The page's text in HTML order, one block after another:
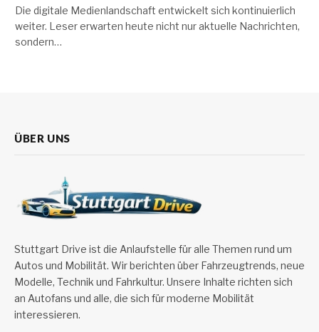
Die digitale Medienlandschaft entwickelt sich kontinuierlich
weiter. Leser erwarten heute nicht nur aktuelle Nachrichten,
sondern…
ÜBER UNS
Stuttgart Drive ist die Anlaufstelle für alle Themen rund um
Autos und Mobilität. Wir berichten über Fahrzeugtrends, neue
Modelle, Technik und Fahrkultur. Unsere Inhalte richten sich
an Autofans und alle, die sich für moderne Mobilität
interessieren.